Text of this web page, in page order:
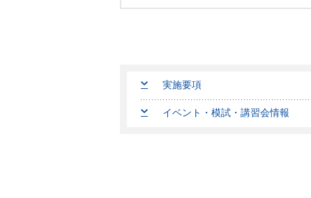
実施要項
イベント・模試・講習会情報